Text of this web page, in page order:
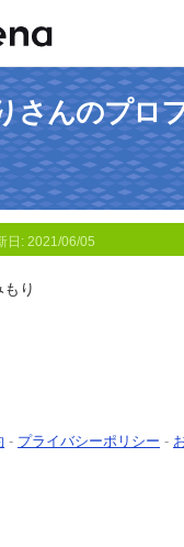
さんのプロ
日: 2021/06/05
もり
- プライバシーポリシー -